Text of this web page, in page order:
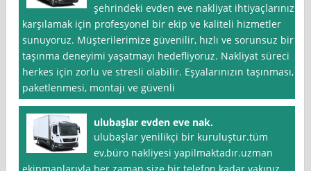
şehrindeki evden eve nakliyat ihtiyaçlarınızı
karşılamak için profesyonel bir ekip ve kaliteli hizmetler
sunuyoruz. Müşterilerimize güvenilir, hızlı ve sorunsuz bir
taşınma deneyimi yaşatmayı hedefliyoruz. Nakliyat süreci
herkes için zorlu ve stresli olabilir. Eşyalarınızın taşınması,
paketlenmesi, montajı ve güvenli
ulubaşlar evden eve nak.
ulubaşlar yenilikçi bir kuruluştur.tüm
ev,büro nakliyesi yapilmaktadır.uzman